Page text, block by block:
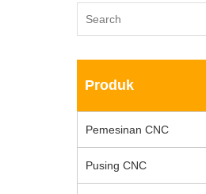
Produk
Pemesinan CNC
Pusing CNC